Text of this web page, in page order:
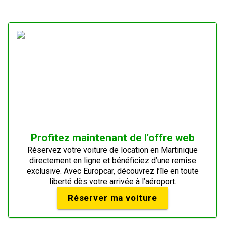
Profitez maintenant de l'offre web
Réservez votre voiture de location en Martinique
directement en ligne et bénéficiez d’une remise
exclusive. Avec Europcar, découvrez l’île en toute
liberté dès votre arrivée à l’aéroport.
Réserver ma voiture